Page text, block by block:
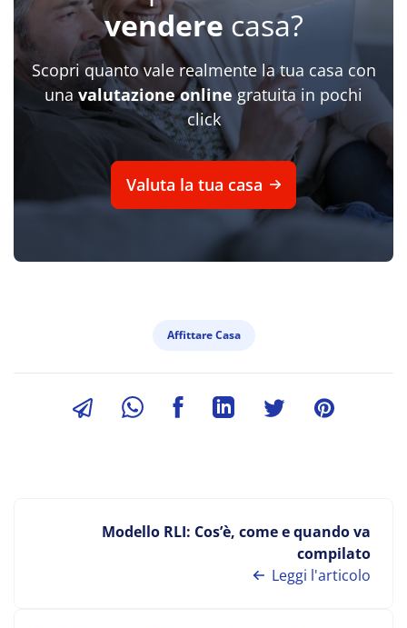
vendere casa?
Scopri quanto vale realmente la tua casa con
una valutazione onlinegratuita in pochi
click
Valuta la tua casa
Affittare Casa
Modello RLI: Cos’è, come e quando va
compilato
Leggi l'articolo